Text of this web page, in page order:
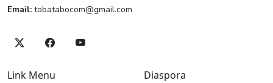
Email: tobatabocom@gmail.com
Link Menu Diaspora